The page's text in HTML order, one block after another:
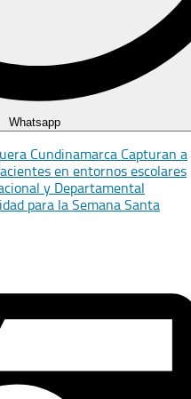
Whatsapp
Cundinamarca Capturan a
en entornos escolares
y Departamental
para la Semana Santa